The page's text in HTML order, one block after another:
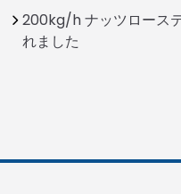
200kg/h ナッツロース
れました